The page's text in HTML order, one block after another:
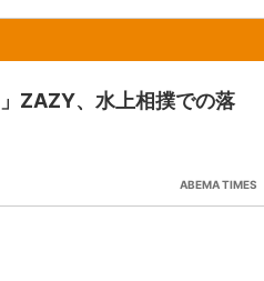
ZAZY、水上相撲での落
ABEMA TIMES